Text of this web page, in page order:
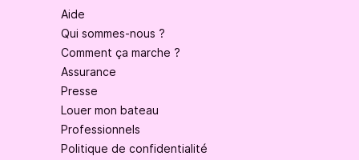
Aide
Qui sommes-nous ?
Comment ça marche ?
Assurance
Presse
Louer mon bateau
Professionnels
Politique de confidentialité